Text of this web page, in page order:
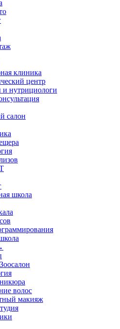
клиника
центр
и нутрициологи
салон
школа
волос
макияж